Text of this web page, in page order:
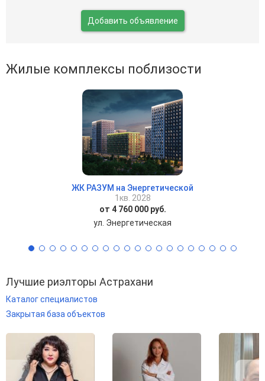
Добавить объявление
Жилые комплексы поблизости
ЖК РАЗУМ на Энергетической
1кв. 2028
от 4 760 000 руб.
ул. Энергетическая
Лучшие риэлторы Астрахани
Каталог специалистов
Закрытая база объектов